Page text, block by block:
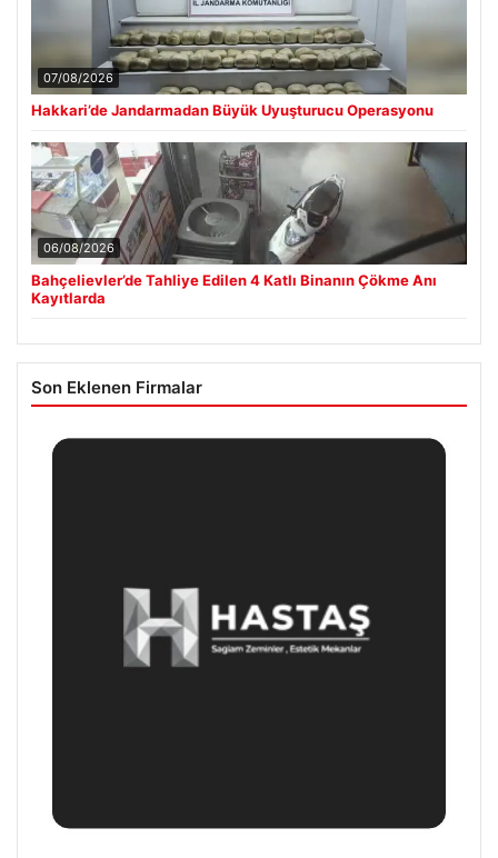
07/08/2026
Hakkari’de Jandarmadan Büyük Uyuşturucu Operasyonu
06/08/2026
Bahçelievler’de Tahliye Edilen 4 Katlı Binanın Çökme Anı
Kayıtlarda
Son Eklenen Firmalar